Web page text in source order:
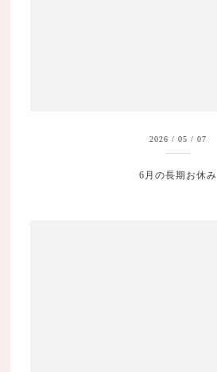
2026 / 05 / 07
6月の長期お休み